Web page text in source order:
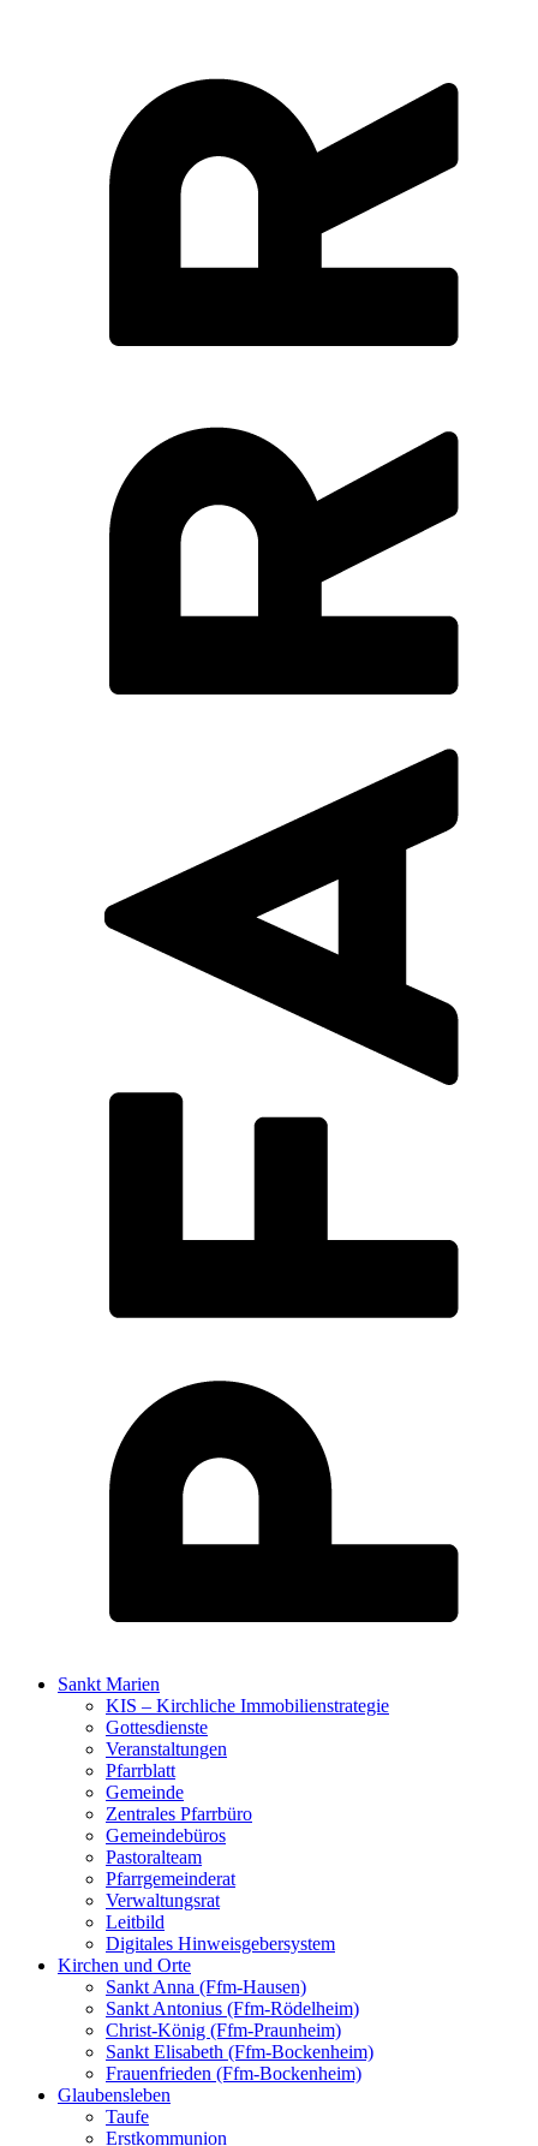
Sankt Marien
KIS – Kirchliche Immobilienstrategie
Gottesdienste
Veranstaltungen
Pfarrblatt
Gemeinde
Zentrales Pfarrbüro
Gemeindebüros
Pastoralteam
Pfarrgemeinderat
Verwaltungsrat
Leitbild
Digitales Hinweisgebersystem
Kirchen und Orte
Sankt Anna (Ffm-Hausen)
Sankt Antonius (Ffm-Rödelheim)
Christ-König (Ffm-Praunheim)
Sankt Elisabeth (Ffm-Bockenheim)
Frauenfrieden (Ffm-Bockenheim)
Glaubensleben
Taufe
Erstkommunion